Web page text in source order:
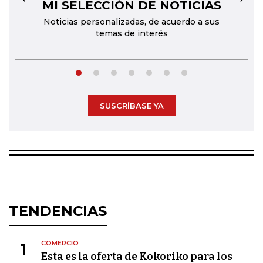
MI SELECCIÓN DE NOTICIAS
Noticias personalizadas, de acuerdo a sus
temas de interés
← →
SUSCRÍBASE YA
TENDENCIAS
1 COMERCIO
Esta es la oferta de Kokoriko para los